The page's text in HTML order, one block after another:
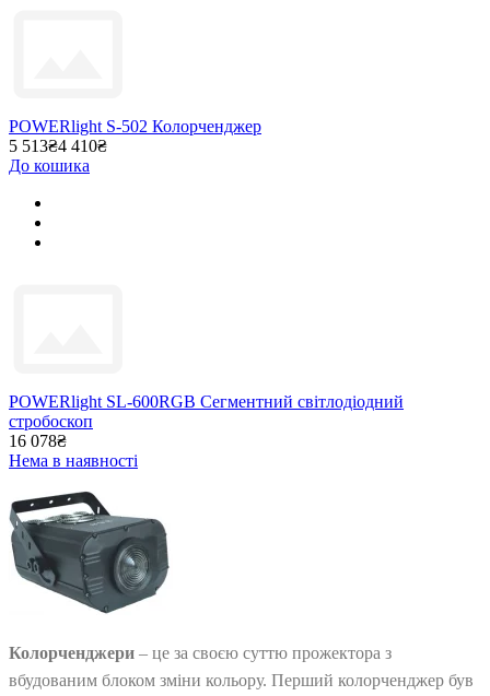
POWERlight S-502 Колорченджер
5 513₴4 410₴
До кошика
POWERlight SL-600RGB Сегментний світлодіодний
стробоскоп
16 078₴
Нема в наявності
Колорченджери – це за своєю суттю прожектора з
вбудованим блоком зміни кольору. Перший колорченджер був